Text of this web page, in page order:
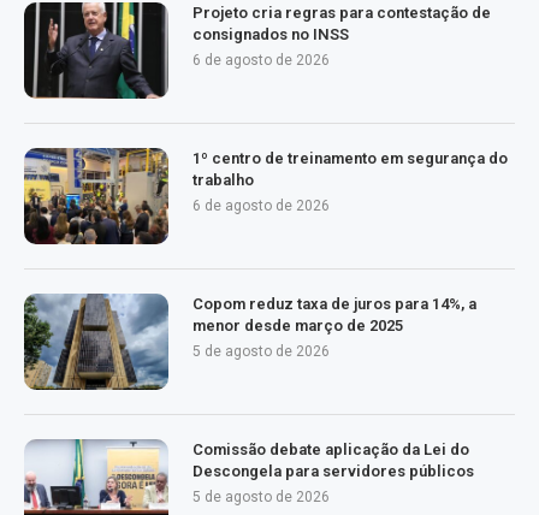
Projeto cria regras para contestação de
consignados no INSS
6 de agosto de 2026
1º centro de treinamento em segurança do
trabalho
6 de agosto de 2026
Copom reduz taxa de juros para 14%, a
menor desde março de 2025
5 de agosto de 2026
Comissão debate aplicação da Lei do
Descongela para servidores públicos
5 de agosto de 2026